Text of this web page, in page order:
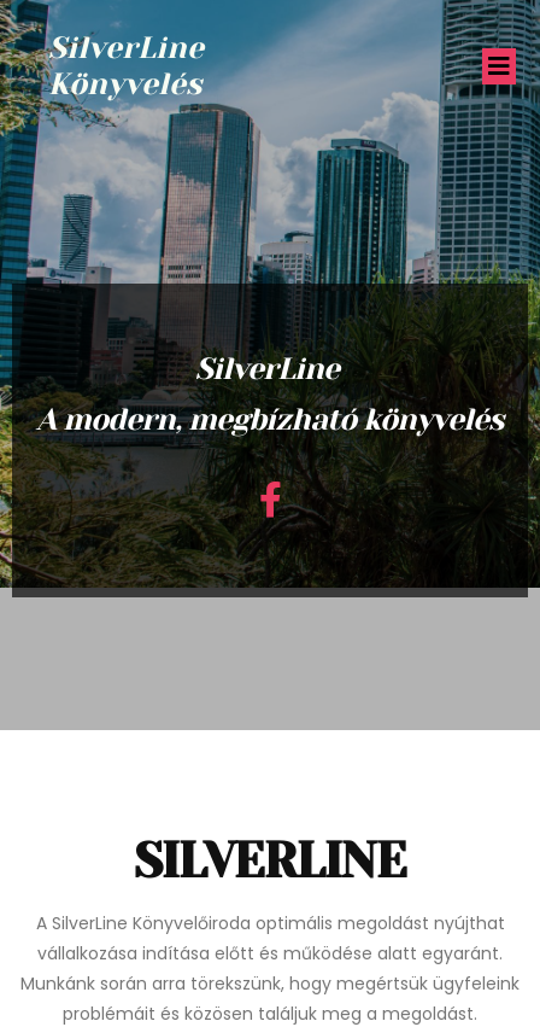
SilverLine
Könyvelés
SilverLine
A modern, megbízható könyvelés
SILVERLINE
A SilverLine Könyvelőiroda optimális megoldást nyújthat
vállalkozása indítása előtt és működése alatt egyaránt.
Munkánk során arra törekszünk, hogy megértsük ügyfeleink
problémáit és közösen találjuk meg a megoldást.